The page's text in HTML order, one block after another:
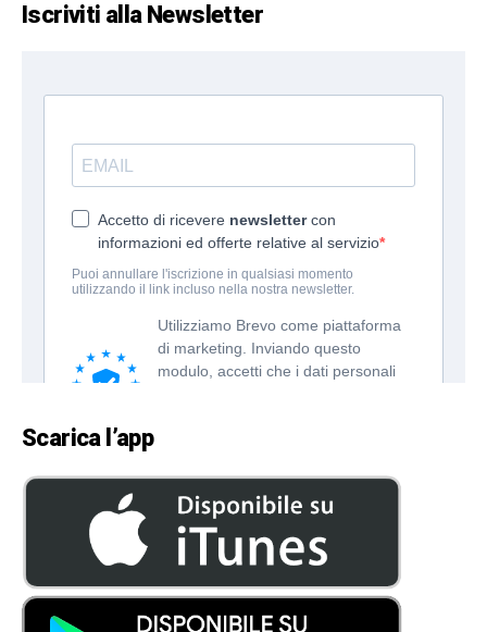
Iscriviti alla Newsletter
Scarica l’app